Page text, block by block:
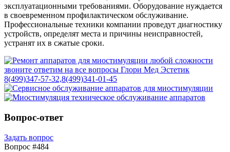
эксплуатационными требованиями. Оборудование нуждается
в своевременном профилактическом обслуживание.
Профессиональные техники компании проведут диагностику
устройств, определят места и причины неисправностей,
устранят их в сжатые сроки.
Вопрос-ответ
Задать вопрос
Вопрос #484